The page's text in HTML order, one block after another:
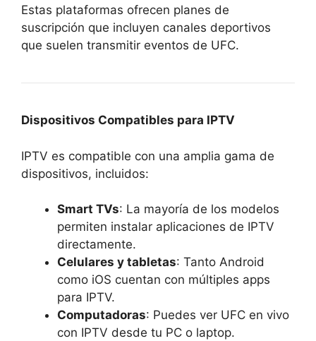
Estas plataformas ofrecen planes de
suscripción que incluyen canales deportivos
que suelen transmitir eventos de UFC.
Dispositivos Compatibles para IPTV
IPTV es compatible con una amplia gama de
dispositivos, incluidos:
Smart TVs: La mayoría de los modelos
permiten instalar aplicaciones de IPTV
directamente.
Celulares y tabletas: Tanto Android
como iOS cuentan con múltiples apps
para IPTV.
Computadoras: Puedes ver UFC en vivo
con IPTV desde tu PC o laptop.